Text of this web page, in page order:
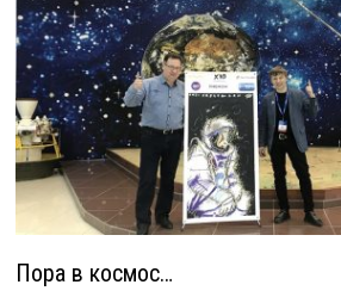
Пора в космос…